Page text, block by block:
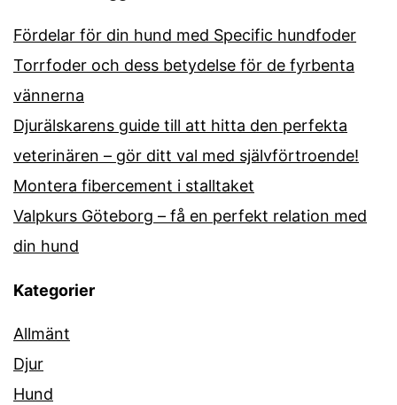
Fördelar för din hund med Specific hundfoder
Torrfoder och dess betydelse för de fyrbenta
vännerna
Djurälskarens guide till att hitta den perfekta
veterinären – gör ditt val med självförtroende!
Montera fibercement i stalltaket
Valpkurs Göteborg – få en perfekt relation med
din hund
Kategorier
Allmänt
Djur
Hund